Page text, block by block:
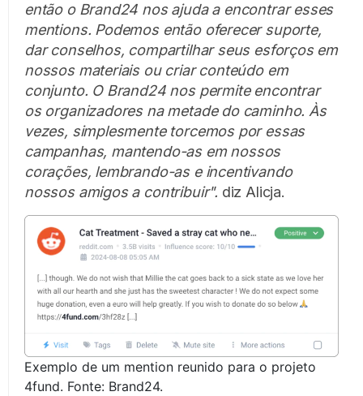
então o Brand24 nos ajuda a encontrar esses
mentions. Podemos então oferecer suporte,
dar conselhos, compartilhar seus esforços em
nossos materiais ou criar conteúdo em
conjunto. O Brand24 nos permite encontrar
os organizadores na metade do caminho. Às
vezes, simplesmente torcemos por essas
campanhas, mantendo-as em nossos
corações, lembrando-as e incentivando
nossos amigos a contribuir". diz Alicja.
Exemplo de um mention reunido para o projeto
4fund. Fonte: Brand24.